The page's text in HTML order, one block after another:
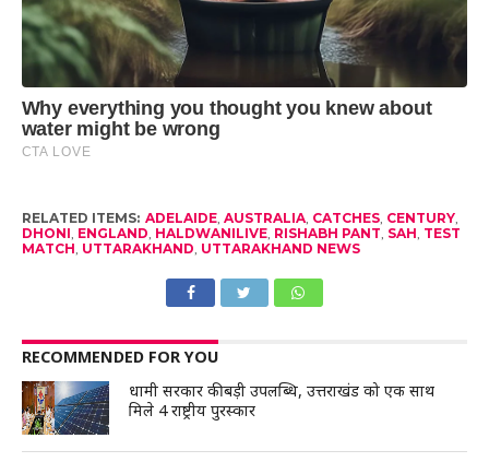
RELATED ITEMS: ADELAIDE, AUSTRALIA, CATCHES, CENTURY,
DHONI ENGLAND HALDWANILIVE, RISHABH PANT SAH TEST
MATCH UTTARAKHAND UTTARAKHAND NEWS
RECOMMENDED FOR YOU
धामी सरकार की बड़ी उपलब्धि, उत्तराखंड को एक साथ
मिले 4 राष्ट्रीय पुरस्कार